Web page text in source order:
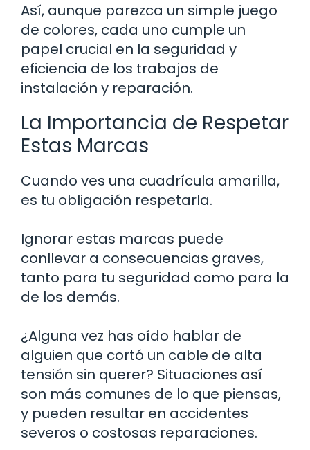
Así, aunque parezca un simple juego
de colores, cada uno cumple un
papel crucial en la seguridad y
eficiencia de los trabajos de
instalación y reparación.
La Importancia de Respetar
Estas Marcas
Cuando ves una cuadrícula amarilla,
es tu obligación respetarla.
Ignorar estas marcas puede
conllevar a consecuencias graves,
tanto para tu seguridad como para la
de los demás.
¿Alguna vez has oído hablar de
alguien que cortó un cable de alta
tensión sin querer? Situaciones así
son más comunes de lo que piensas,
y pueden resultar en accidentes
severos o costosas reparaciones.